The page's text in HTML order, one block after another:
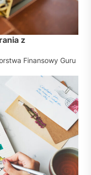
z
Finansowy Guru